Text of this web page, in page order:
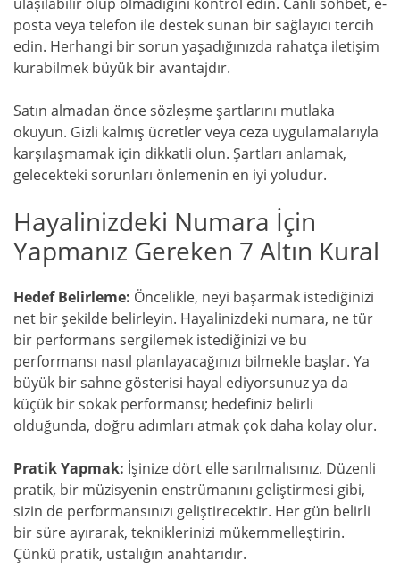
posta veya telefon ile destek sunan bir sağlayıcı tercih
edin. Herhangi bir sorun yaşadığınızda rahatça iletişim
kurabilmek büyük bir avantajdır.
Satın almadan önce sözleşme şartlarını mutlaka
okuyun. Gizli kalmış ücretler veya ceza uygulamalarıyla
karşılaşmamak için dikkatli olun. Şartları anlamak,
gelecekteki sorunları önlemenin en iyi yoludur.
Hayalinizdeki Numara İçin
Yapmanız Gereken 7 Altın Kural
Hedef Belirleme: Öncelikle, neyi başarmak istediğinizi
net bir şekilde belirleyin. Hayalinizdeki numara, ne tür
bir performans sergilemek istediğinizi ve bu
performansı nasıl planlayacağınızı bilmekle başlar. Ya
büyük bir sahne gösterisi hayal ediyorsunuz ya da
küçük bir sokak performansı; hedefiniz belirli
olduğunda, doğru adımları atmak çok daha kolay olur.
Pratik Yapmak: İşinize dört elle sarılmalısınız. Düzenli
pratik, bir müzisyenin enstrümanını geliştirmesi gibi,
sizin de performansınızı geliştirecektir. Her gün belirli
bir süre ayırarak, tekniklerinizi mükemmelleştirin.
Çünkü pratik, ustalığın anahtarıdır.